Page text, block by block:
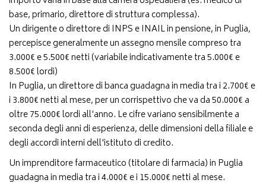
base, primario, direttore di struttura complessa).
Un dirigente o direttore di INPS e INAIL in pensione, in Puglia,
percepisce generalmente un assegno mensile compreso tra
3.000€ e 5.500€ netti (variabile indicativamente tra 5.000€ e
8.500€ lordi)
In Puglia, un direttore di banca guadagna in media tra i 2.700€ e
i 3.800€ netti al mese, per un corrispettivo che va da 50.000€ a
oltre 75.000€ lordi all'anno. Le cifre variano sensibilmente a
seconda degli anni di esperienza, delle dimensioni della filiale e
degli accordi interni dell'istituto di credito.
Un imprenditore farmaceutico (titolare di farmacia) in Puglia
guadagna in media tra i 4.000€ e i 15.000€ netti al mese.